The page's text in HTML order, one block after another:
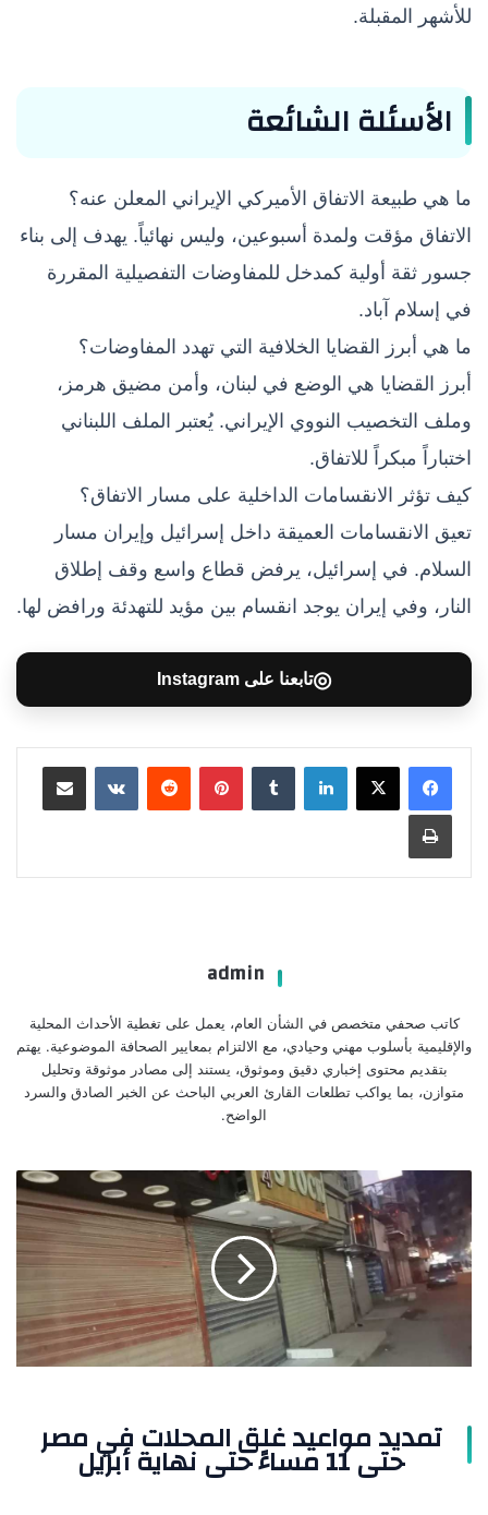
للأشهر المقبلة.
الأسئلة الشائعة
ما هي طبيعة الاتفاق الأميركي الإيراني المعلن عنه؟
الاتفاق مؤقت ولمدة أسبوعين، وليس نهائياً. يهدف إلى بناء
جسور ثقة أولية كمدخل للمفاوضات التفصيلية المقررة
في إسلام آباد.
ما هي أبرز القضايا الخلافية التي تهدد المفاوضات؟
أبرز القضايا هي الوضع في لبنان، وأمن مضيق هرمز،
وملف التخصيب النووي الإيراني. يُعتبر الملف اللبناني
اختباراً مبكراً للاتفاق.
كيف تؤثر الانقسامات الداخلية على مسار الاتفاق؟
تعيق الانقسامات العميقة داخل إسرائيل وإيران مسار
السلام. في إسرائيل، يرفض قطاع واسع وقف إطلاق
النار، وفي إيران يوجد انقسام بين مؤيد للتهدئة ورافض لها.
◎تابعنا على Instagram
لينكدإن بينتيريست مشاركة عبر البريد
طباعة
admin
كاتب صحفي متخصص في الشأن العام، يعمل على تغطية الأحداث المحلية
والإقليمية بأسلوب مهني وحيادي، مع الالتزام بمعايير الصحافة الموضوعية. يهتم
بتقديم محتوى إخباري دقيق وموثوق، يستند إلى مصادر موثوقة وتحليل
متوازن، بما يواكب تطلعات القارئ العربي الباحث عن الخبر الصادق والسرد
الواضح.
مواعيد
غلق
المحلات
في
مساءً
أبريلتمديد مواعيد غلق المحلات في مصر
حتى 11 مساءً حتى نهاية أبريل